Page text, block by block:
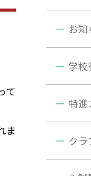
て
ま
お知
学校
特進
ク